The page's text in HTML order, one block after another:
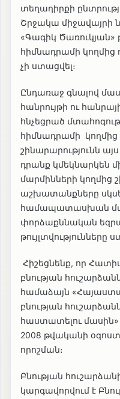
տեղադիրքի
Շրջակա միջավայրի
«Գագիկ
հիմնադրամի
չի ստացվել։
Ընդառաջ գնալով
հանրույթի ու
հնչեցրած
հիմնադրամի
շինարարությունն
դրանք կմեկնարկեն
մարմինների
աշխատանքները
համապատասխան
փորձաքննական
թույլտվությունները
Հիշեցնենք, որ
բնության
համաձայն
բնության
հաստատելու
2008 թվականի
որոշման։
Բնության
կարգավորվում է